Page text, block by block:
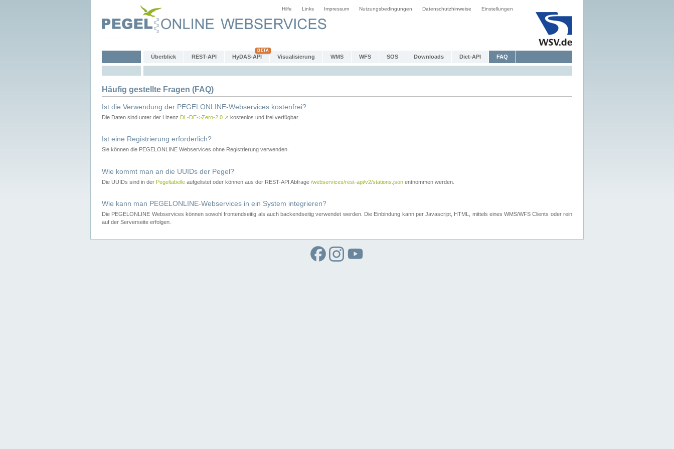
Hilfe Links Impressum Nutzungsbedingungen Datenschutzhinweise Einstellungen
Überblick REST-API HyDAS-API Visualisierung WMS WFS SOS Downloads Dict-API FAQ
Häufig gestellte Fragen (FAQ)
Ist die Verwendung der PEGELONLINE-Webservices kostenfrei?
Die Daten sind unter der Lizenz DL-DE->Zero-2.0 ↗ kostenlos und frei verfügbar.
Ist eine Registrierung erforderlich?
Sie können die PEGELONLINE Webservices ohne Registrierung verwenden.
Wie kommt man an die UUIDs der Pegel?
Die UUIDs sind in der Pegeltabelle aufgelistet oder können aus der REST-API Abfrage /webservices/rest-api/v2/stations.json entnommen werden.
Wie kann man PEGELONLINE-Webservices in ein System integrieren?
Die PEGELONLINE Webservices können sowohl frontendseitig als auch backendseitig verwendet werden. Die Einbindung kann per Javascript, HTML, mittels eines WMS/WFS Clients oder rein
auf der Serverseite erfolgen.